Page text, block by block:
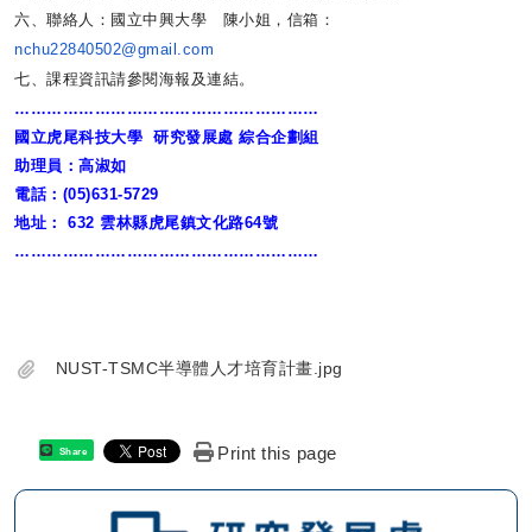
六、聯絡人：國立中興大學 陳小姐，信箱：
nchu22840502@gmail.com
七、課程資訊請參閱海報及連結。
…………………………………………………
國立虎尾科技大學 研究發展處 綜合企劃組
助理員：高淑如
電話： (05)631-5729
地址：
632 雲林縣虎尾鎮文化路64號
…………………………………………………
NUST-TSMC半導體人才培育計畫.jpg
Share Print this page